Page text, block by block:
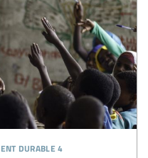
durable 4